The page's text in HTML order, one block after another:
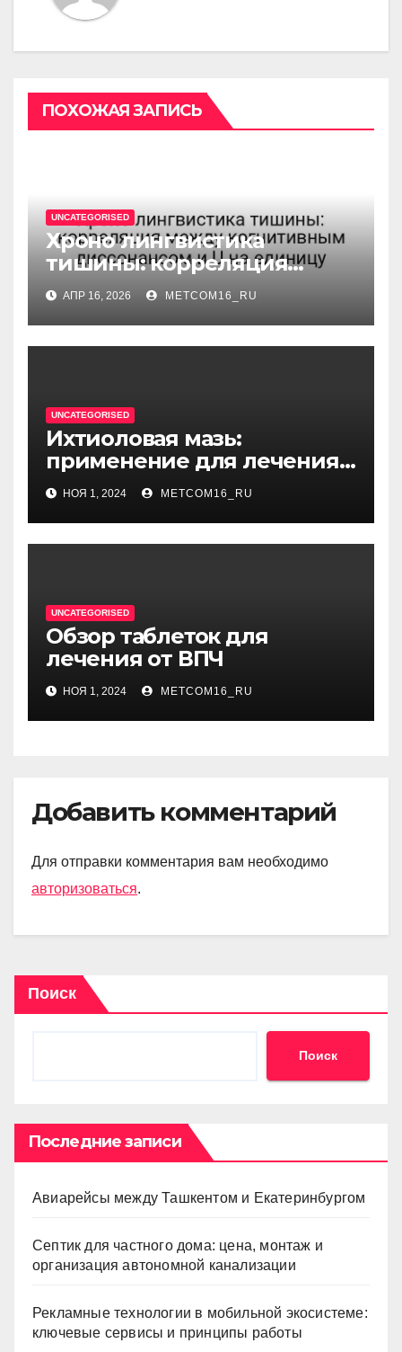
ПОХОЖАЯ ЗАПИСЬ
UNCATEGORISED
Хроно лингвистика
тишины: корреляция
между когнитивным
диссонансом и U на
единицу
АПР 16, 2026 METCOM16_RU
UNCATEGORISED
Ихтиоловая мазь:
применение для лечения
фурункулов
НОЯ 1, 2024 METCOM16_RU
UNCATEGORISED
Обзор таблеток для
лечения от ВПЧ
НОЯ 1, 2024 METCOM16_RU
Добавить комментарий
Для отправки комментария вам необходимо
авторизоваться.
Поиск
Поиск
Последние записи
Авиарейсы между Ташкентом и Екатеринбургом
Септик для частного дома: цена, монтаж и
организация автономной канализации
Рекламные технологии в мобильной экосистеме:
ключевые сервисы и принципы работы